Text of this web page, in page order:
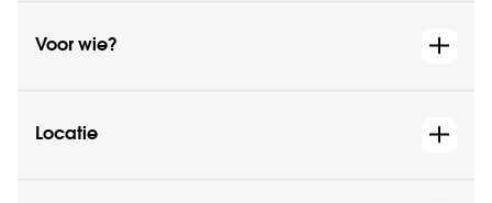
Voor wie?
Locatie